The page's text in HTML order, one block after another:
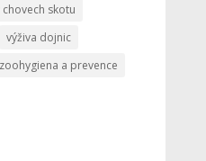
skotu
výživa dojnic
zoohygiena a prevence